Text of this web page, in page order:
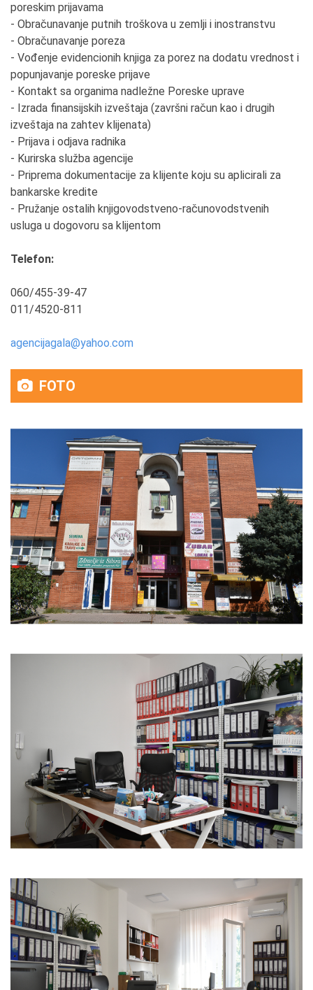
poreskim prijavama
- Obračunavanje putnih troškova u zemlji i inostranstvu
- Obračunavanje poreza
- Vođenje evidencionih knjiga za porez na dodatu vrednost i
popunjavanje poreske prijave
- Kontakt sa organima nadležne Poreske uprave
- Izrada finansijskih izveštaja (završni račun kao i drugih
izveštaja na zahtev klijenata)
- Prijava i odjava radnika
- Kurirska služba agencije
- Priprema dokumentacije za klijente koju su aplicirali za
bankarske kredite
- Pružanje ostalih knjigovodstveno-računovodstvenih
usluga u dogovoru sa klijentom
Telefon:
060/455-39-47
011/4520-811
agencijagala@yahoo.com
FOTO